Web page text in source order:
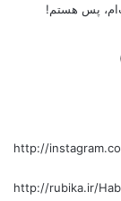
http://
http://rubika.ir/